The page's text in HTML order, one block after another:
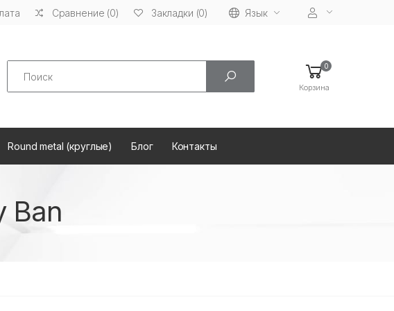
Сравнение (0) Закладки (0) Язык
Search 0
Корзина
Round metal (круглые) Блог Контакты
Ban